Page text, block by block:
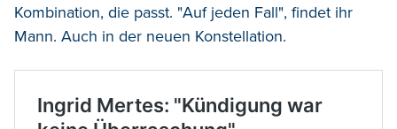
Kombination, die passt. "Auf jeden Fall", findet ihr
Mann. Auch in der neuen Konstellation.